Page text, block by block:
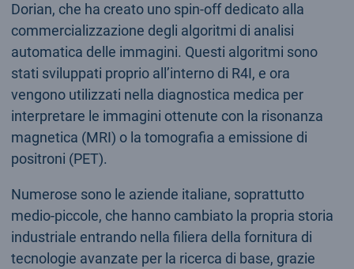
Dorian, che ha creato uno spin-off dedicato alla
commercializzazione degli algoritmi di analisi
automatica delle immagini. Questi algoritmi sono
stati sviluppati proprio all’interno di R4I, e ora
vengono utilizzati nella diagnostica medica per
interpretare le immagini ottenute con la risonanza
magnetica (MRI) o la tomografia a emissione di
positroni (PET).
Numerose sono le aziende italiane, soprattutto
medio-piccole, che hanno cambiato la propria storia
industriale entrando nella filiera della fornitura di
tecnologie avanzate per la ricerca di base, grazie